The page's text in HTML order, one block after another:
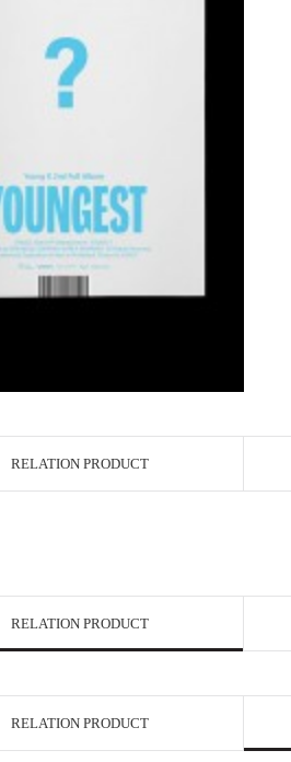
RELATION PRODUCT
RELATION PRODUCT
RELATION PRODUCT